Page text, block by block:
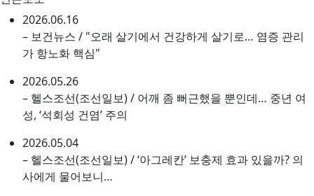
2026.06.16
– 보건뉴스 / "오래 살기에서 건강하게 살기로… 염증 관리
가 항노화 핵심"
2026.05.26
– 헬스조선(조선일보) / 어깨 좀 뻐근했을 뿐인데… 중년 여
성, ‘석회성 건염’ 주의
2026.05.04
– 헬스조선(조선일보) / ‘아그레칸’ 보충제 효과 있을까? 의
사에게 물어보니…